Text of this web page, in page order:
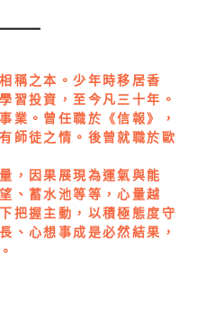
稱之本。少年時移居香
習投資，至今凡三十年。
業。曾任職於《信報》，
師徒之情。後曾就職於歐
，因果展現為運氣與能
、蓄水池等等，心量越
把握主動，以積極態度守
、心想事成是必然結果，